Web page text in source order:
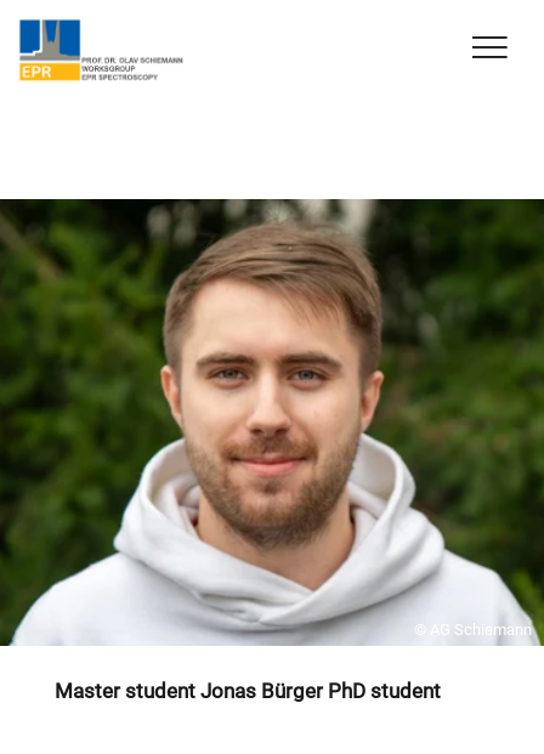
© AG Schiemann
Master student Jonas Bürger PhD student